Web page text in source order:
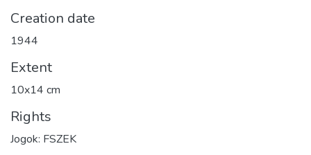
Creation date
1944
Extent
10x14 cm
Rights
Jogok: FSZEK